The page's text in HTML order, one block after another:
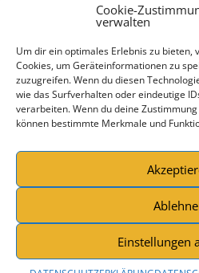
Cookie-
verwalten
Um dir ein optimales Erlebnis zu bieten,
Cookies, um Geräteinformationen zu
zuzugreifen. Wenn du diesen
wie das Surfverhalten oder eindeutige
verarbeiten. Wenn du deine
können bestimmte Merkmale und
Einstellungen
Kontaktdaten
Impressum
DATENSCHUTZERKLÄRUNG
AGBs
Wiederrufsrecht
DATENSCHUTZERKLÄRUNG Stolz